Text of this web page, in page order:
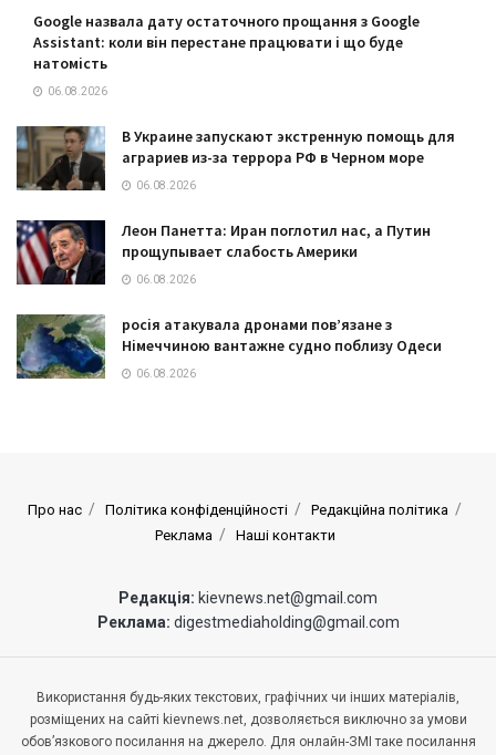
Google назвала дату остаточного прощання з Google
Assistant: коли він перестане працювати і що буде
натомість
06.08.2026
В Украине запускают экстренную помощь для
аграриев из-за террора РФ в Черном море
06.08.2026
Леон Панетта: Иран поглотил нас, а Путин
прощупывает слабость Америки
06.08.2026
росія атакувала дронами пов’язане з
Німеччиною вантажне судно поблизу Одеси
06.08.2026
Про нас Політика конфіденційності
Редакційна політика
Реклама
Наші контакти
Редакція: kievnews.net@gmail.com
Реклама: digestmediaholding@gmail.com
Використання будь-яких текстових, графічних чи інших матеріалів,
розміщених на сайті kievnews.net, дозволяється виключно за умови
обов’язкового посилання на джерело. Для онлайн-ЗМІ таке посилання